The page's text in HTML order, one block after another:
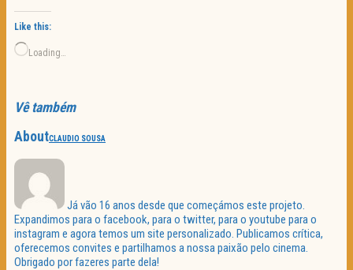
Like this:
Loading…
Vê também
AboutCLAUDIO SOUSA
Já vão 16 anos desde que começámos este projeto.
Expandimos para o facebook, para o twitter, para o youtube para o
instagram e agora temos um site personalizado. Publicamos crítica,
oferecemos convites e partilhamos a nossa paixão pelo cinema.
Obrigado por fazeres parte dela!